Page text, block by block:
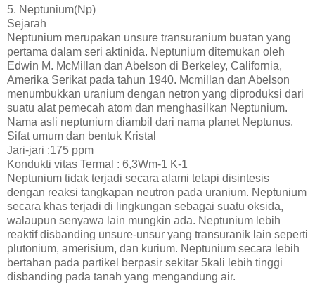
5. Neptunium(Np)
Sejarah
Neptunium merupakan unsure transuranium buatan yang
pertama dalam seri aktinida. Neptunium ditemukan oleh
Edwin M. McMillan dan Abelson di Berkeley, California,
Amerika Serikat pada tahun 1940. Mcmillan dan Abelson
menumbukkan uranium dengan netron yang diproduksi dari
suatu alat pemecah atom dan menghasilkan Neptunium.
Nama asli neptunium diambil dari nama planet Neptunus.
Sifat umum dan bentuk Kristal
Jari-jari :175 ppm
Kondukti vitas Termal : 6,3Wm-1 K-1
Neptunium tidak terjadi secara alami tetapi disintesis
dengan reaksi tangkapan neutron pada uranium. Neptunium
secara khas terjadi di lingkungan sebagai suatu oksida,
walaupun senyawa lain mungkin ada. Neptunium lebih
reaktif disbanding unsure-unsur yang transuranik lain seperti
plutonium, amerisium, dan kurium. Neptunium secara lebih
bertahan pada partikel berpasir sekitar 5kali lebih tinggi
disbanding pada tanah yang mengandung air.